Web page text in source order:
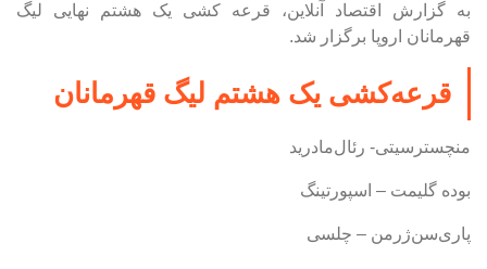
به گزارش اقتصاد آنلاین، قرعه کشی یک هشتم نهایی لیگ
قهرمانان اروپا برگزار شد.
قرعه‌کشی یک هشتم لیگ قهرمانان
منچسترسیتی- رئال‌مادرید
بوده گلیمت – اسپورتینگ
پاری‌سن‌ژرمن – چلسی